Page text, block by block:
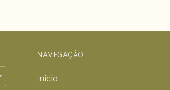
NAVEGAÇÃO
Início